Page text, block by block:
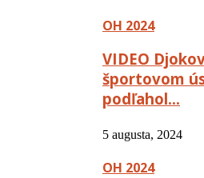
OH 2024
VIDEO
športovom
podľahol…
5 augusta, 2024
OH 2024